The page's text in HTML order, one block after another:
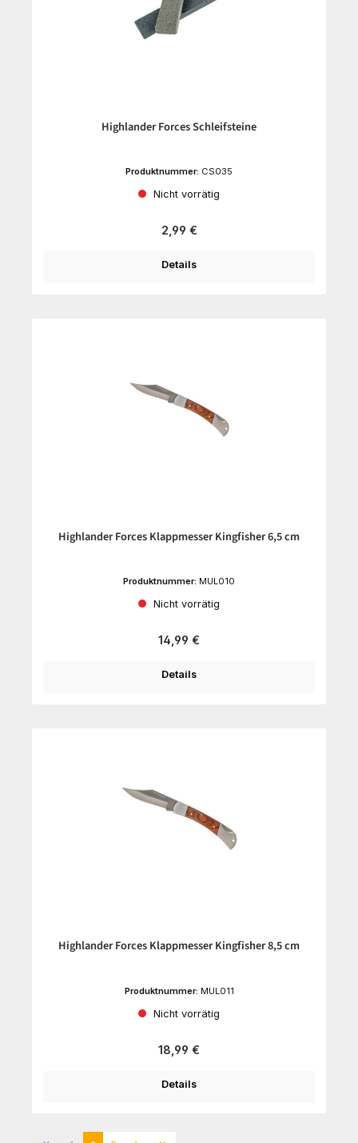
Highlander Forces Schleifsteine
Produktnummer: CS035
Nicht vorrätig
Regulärer Preis:
2,99 €
Details
Highlander Forces Klappmesser Kingfisher 6,5 cm
Produktnummer: MUL010
Nicht vorrätig
Regulärer Preis:
14,99 €
Details
Highlander Forces Klappmesser Kingfisher 8,5 cm
Produktnummer: MUL011
Nicht vorrätig
Regulärer Preis:
18,99 €
Details